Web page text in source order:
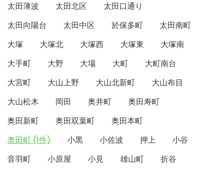
太田薄波
太田北区
太田口通り
太田向陽台
太田中区 於保多町
太田南町
大塚
大塚北 大塚西 大塚東
大塚南
大手町
大野 大場 大町
大町南台
大宮町
大山上野 大山北新町
大山布目
大山松木
岡田 奥井町
奥田寿町
奥田新町
奥田双葉町
奥田本町
奥田町 (1件)
小黒 小佐波 押上
小谷
音羽町
小原屋 小見 雄山町
折谷